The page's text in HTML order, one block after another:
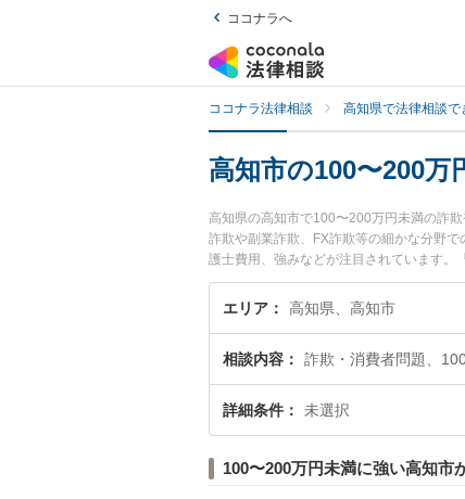
ココナラへ
ココナラ法律相談 高知県で法律相談で
高知市の100〜200万
高知県の高知市で100〜200万円未満の詐
詐欺や副業詐欺、FX詐欺等の細かな分野
護士費用、強みなどが注目されています
被害のトラブル解決の実績豊富な近くの
りの相談者さんにおすすめです。
エリア 高知県、高知市
相談内容 詐欺・消費者問題、
詳細条件 未選択
100〜200万円未満に強い高知市